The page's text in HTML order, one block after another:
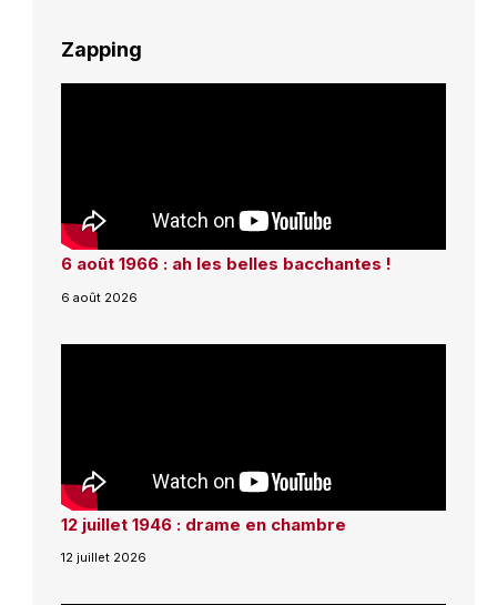
Zapping
6 août 1966 : ah les belles bacchantes !
6 août 2026
12 juillet 1946 : drame en chambre
12 juillet 2026